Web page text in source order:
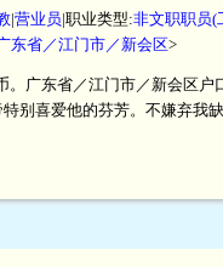
|营业员|职业类型:非文职职员(
东省／江门市／新会区>
广东省／江门市／新会区
别喜爱他的芬芳。不嫌弃我